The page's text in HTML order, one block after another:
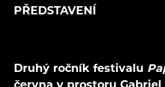
PŘEDSTAVENÍ
Druhý ročník festivalu